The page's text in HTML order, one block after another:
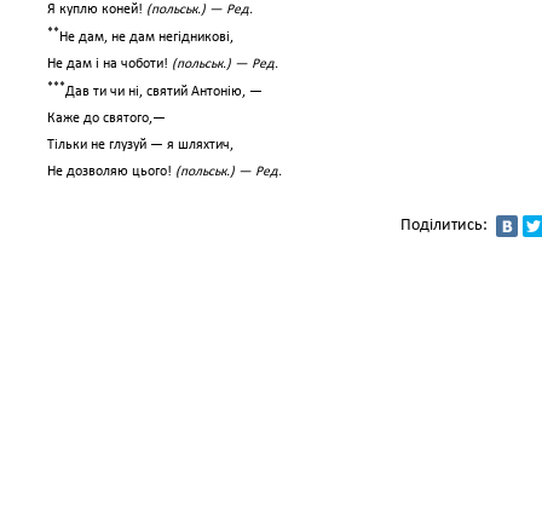
Я куплю коней! (польськ.) — Ред.
** Не дам, не дам негідникові,
Не дам і на чоботи! (польськ.) — Ред.
***Дав ти чи ні, святий Антонію, —
Каже до святого,—
Тільки не глузуй — я шляхтич,
Не дозволяю цього! (польськ.) — Ред.
Поділитись: